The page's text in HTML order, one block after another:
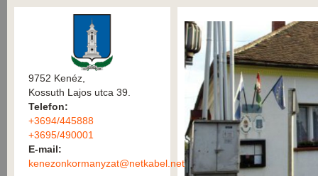
9752 Kenéz,
Kossuth Lajos utca 39.
Telefon:
+3694/445888
+3695/490001
E-mail:
kenezonkormanyzat@netkabel.net